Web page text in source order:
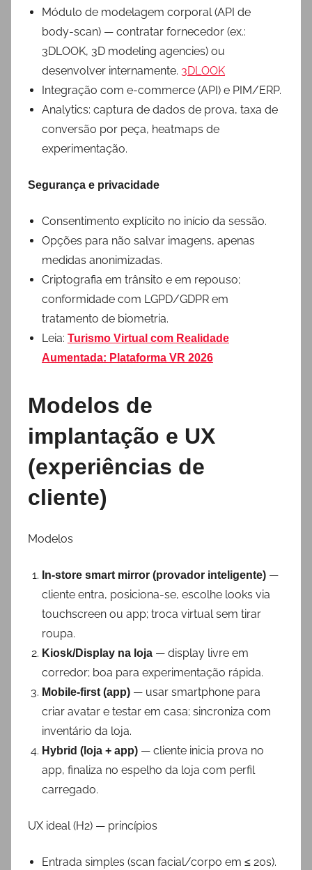
Módulo de modelagem corporal (API de
body-scan) — contratar fornecedor (ex.:
3DLOOK, 3D modeling agencies) ou
desenvolver internamente. 3DLOOK
Integração com e-commerce (API) e PIM/ERP.
Analytics: captura de dados de prova, taxa de
conversão por peça, heatmaps de
experimentação.
Segurança e privacidade
Consentimento explícito no início da sessão.
Opções para não salvar imagens, apenas
medidas anonimizadas.
Criptografia em trânsito e em repouso;
conformidade com LGPD/GDPR em
tratamento de biometria.
Leia: Turismo Virtual com Realidade
Aumentada: Plataforma VR 2026
Modelos de
implantação e UX
(experiências de
cliente)
Modelos
In-store smart mirror (provador inteligente) —
cliente entra, posiciona-se, escolhe looks via
touchscreen ou app; troca virtual sem tirar
roupa.
Kiosk/Display na loja — display livre em
corredor; boa para experimentação rápida.
Mobile-first (app) — usar smartphone para
criar avatar e testar em casa; sincroniza com
inventário da loja.
Hybrid (loja + app) — cliente inicia prova no
app, finaliza no espelho da loja com perfil
carregado.
UX ideal (H2) — princípios
Entrada simples (scan facial/corpo em ≤ 20s).